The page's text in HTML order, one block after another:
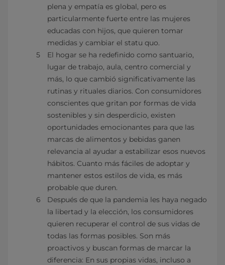
plena y empatía es global, pero es
particularmente fuerte entre las mujeres
educadas con hijos, que quieren tomar
medidas y cambiar el statu quo.
El hogar se ha redefinido como santuario,
lugar de trabajo, aula, centro comercial y
más, lo que cambió significativamente las
rutinas y rituales diarios. Con consumidores
conscientes que gritan por formas de vida
sostenibles y sin desperdicio, existen
oportunidades emocionantes para que las
marcas de alimentos y bebidas ganen
relevancia al ayudar a estabilizar esos nuevos
hábitos. Cuanto más fáciles de adoptar y
mantener estos estilos de vida, es más
probable que duren.
Después de que la pandemia les haya negado
la libertad y la elección, los consumidores
quieren recuperar el control de sus vidas de
todas las formas posibles. Son más
proactivos y buscan formas de marcar la
diferencia: En sus propias vidas, incluso a